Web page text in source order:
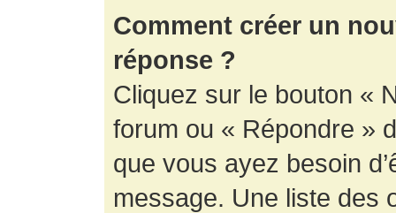
Comment créer un
réponse ?
Cliquez sur le bouton «
forum ou « Répondre »
que vous ayez besoin
message. Une liste des